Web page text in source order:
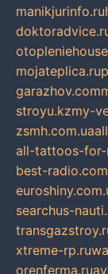
manikjurinfo.ru
mojateplica.ru
garazhov.com
stroyu.kzmy-
zsmh.com.ua
all-tattoos-for-
best-
searchus-
xtreme-rp.ru
orenferma.ru